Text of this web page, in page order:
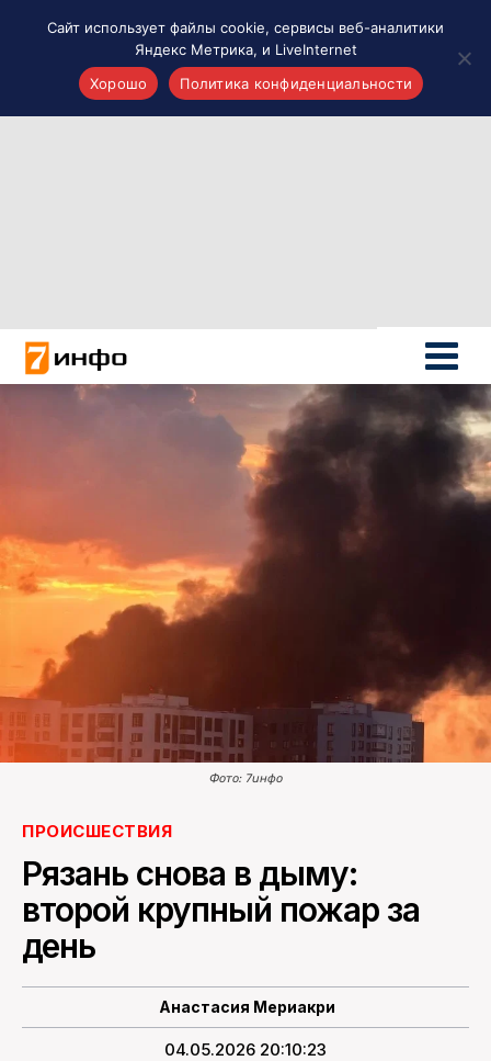
Новости России
Политика
Новости мира
Все материалы 7инфо
Фото: 7инфо
ПРОИСШЕСТВИЯ
Рязань снова в дыму:
второй крупный пожар за
день
Анастасия Мериакри
04.05.2026 20:10:23
Сайт использует файлы cookie, сервисы веб-аналитики
Яндекс Метрика, и LiveInternet
Хорошо
Политика конфиденциальности